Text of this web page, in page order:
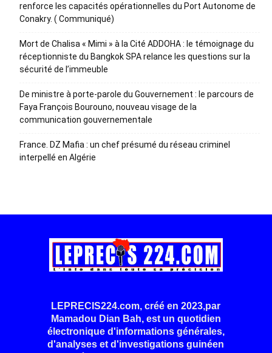
renforce les capacités opérationnelles du Port Autonome de
Conakry. ( Communiqué)
Mort de Chalisa « Mimi » à la Cité ADDOHA : le témoignage du
réceptionniste du Bangkok SPA relance les questions sur la
sécurité de l’immeuble
De ministre à porte-parole du Gouvernement : le parcours de
Faya François Bourouno, nouveau visage de la
communication gouvernementale
France. DZ Mafia : un chef présumé du réseau criminel
interpellé en Algérie
LEPRECIS224.com, créé en 2023,par
Mamadou Dian Bah, est un quotidien
électronique d'informations générales,
d'analyses et d'investigations guinéen